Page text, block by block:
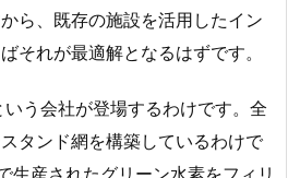
ら、既存の施設を活用したイン
それが最適解となるはずです。
う会社が登場するわけです。全
タンド網を構築しているわけで
生産されたグリーン水素をフィリ